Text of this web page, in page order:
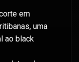
em
uma
ao black